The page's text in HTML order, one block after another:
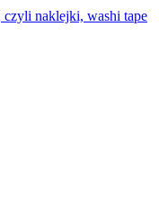
naklejki, washi tape